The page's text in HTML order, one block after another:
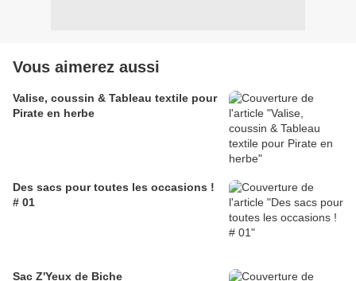
Vous aimerez aussi
Valise, coussin & Tableau textile pour
Pirate en herbe
Des sacs pour toutes les occasions !
# 01
Sac Z'Yeux de Biche